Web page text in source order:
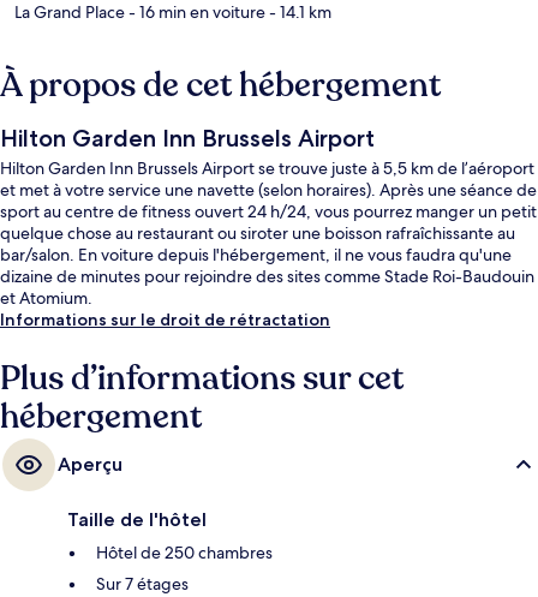
La Grand Place- 16 min en voiture- 14.1 km
À propos de cet hébergement
Hilton Garden Inn Brussels Airport
Hilton Garden Inn Brussels Airport se trouve juste à 5,5 km de l’aéroport
et met à votre service une navette (selon horaires). Après une séance de
sport au centre de fitness ouvert 24 h/24, vous pourrez manger un petit
quelque chose au restaurant ou siroter une boisson rafraîchissante au
bar/salon. En voiture depuis l'hébergement, il ne vous faudra qu'une
dizaine de minutes pour rejoindre des sites comme Stade Roi-Baudouin
et Atomium.
Informations sur le droit de rétractation
Plus d’informations sur cet
hébergement
Aperçu
Taille de l'hôtel
Hôtel de 250 chambres
Sur 7 étages